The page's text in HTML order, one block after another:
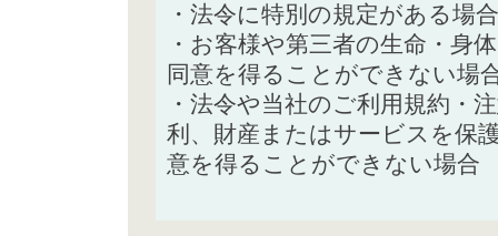
・法令に特別の規定がある場合
・お客様や第三者の生命・身
同意を得ることができない場
・法令や当社のご利用規約・
利、財産またはサービスを保
意を得ることができない場合